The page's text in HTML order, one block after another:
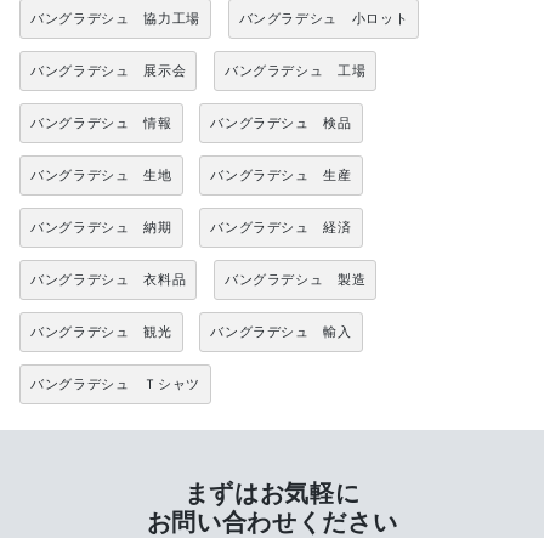
バングラデシュ 協力工場 バングラデシュ 小ロット
バングラデシュ 展示会 バングラデシュ 工場
バングラデシュ 情報 バングラデシュ 検品
バングラデシュ 生地 バングラデシュ 生産
バングラデシュ 納期 バングラデシュ 経済
バングラデシュ 衣料品 バングラデシュ 製造
バングラデシュ 観光 バングラデシュ 輸入
バングラデシュ Ｔシャツ
まずはお気軽に
お問い合わせください